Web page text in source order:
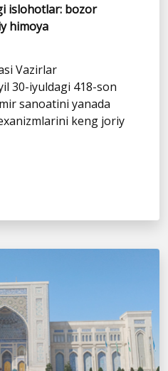
islohotlar: bozor
himoya
Vazirlar
30-iyuldagi 418-son
sanoatini yanada
keng joriy